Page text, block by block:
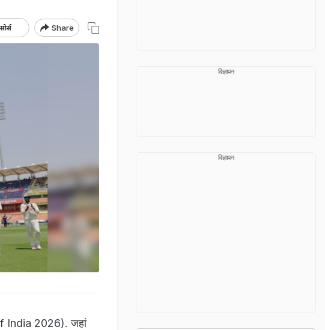
Share
India 2026). जहां
विज्ञापन
विज्ञापन